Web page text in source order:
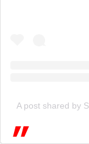
A post shared by